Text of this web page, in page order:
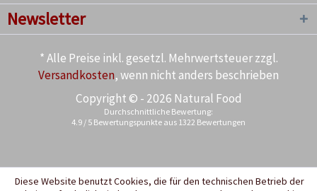
Newsletter
* Alle Preise inkl. gesetzl. Mehrwertsteuer zzgl.
Versandkosten, wenn nicht anders beschrieben
Copyright © - 2026 Natural Food
Durchschnittliche Bewertung:
4.9 / 5 Bewertungspunkte aus 1322 Bewertungen
Diese Website benutzt Cookies, die für den technischen Betrieb der